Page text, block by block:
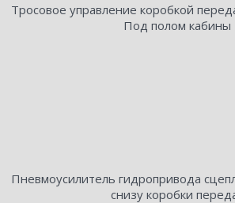
Тросовое управление коробкой
Под полом кабины
Пневмоусилитель гидропривода
снизу коробки